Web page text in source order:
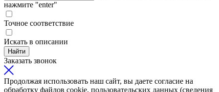
нажмите "enter"
Точное соответствие
Искать в описании
Найти
Заказать звонок
Продолжая использовать наш сайт, вы даете согласие на
обработку файлов cookie, пользовательских данных (сведения